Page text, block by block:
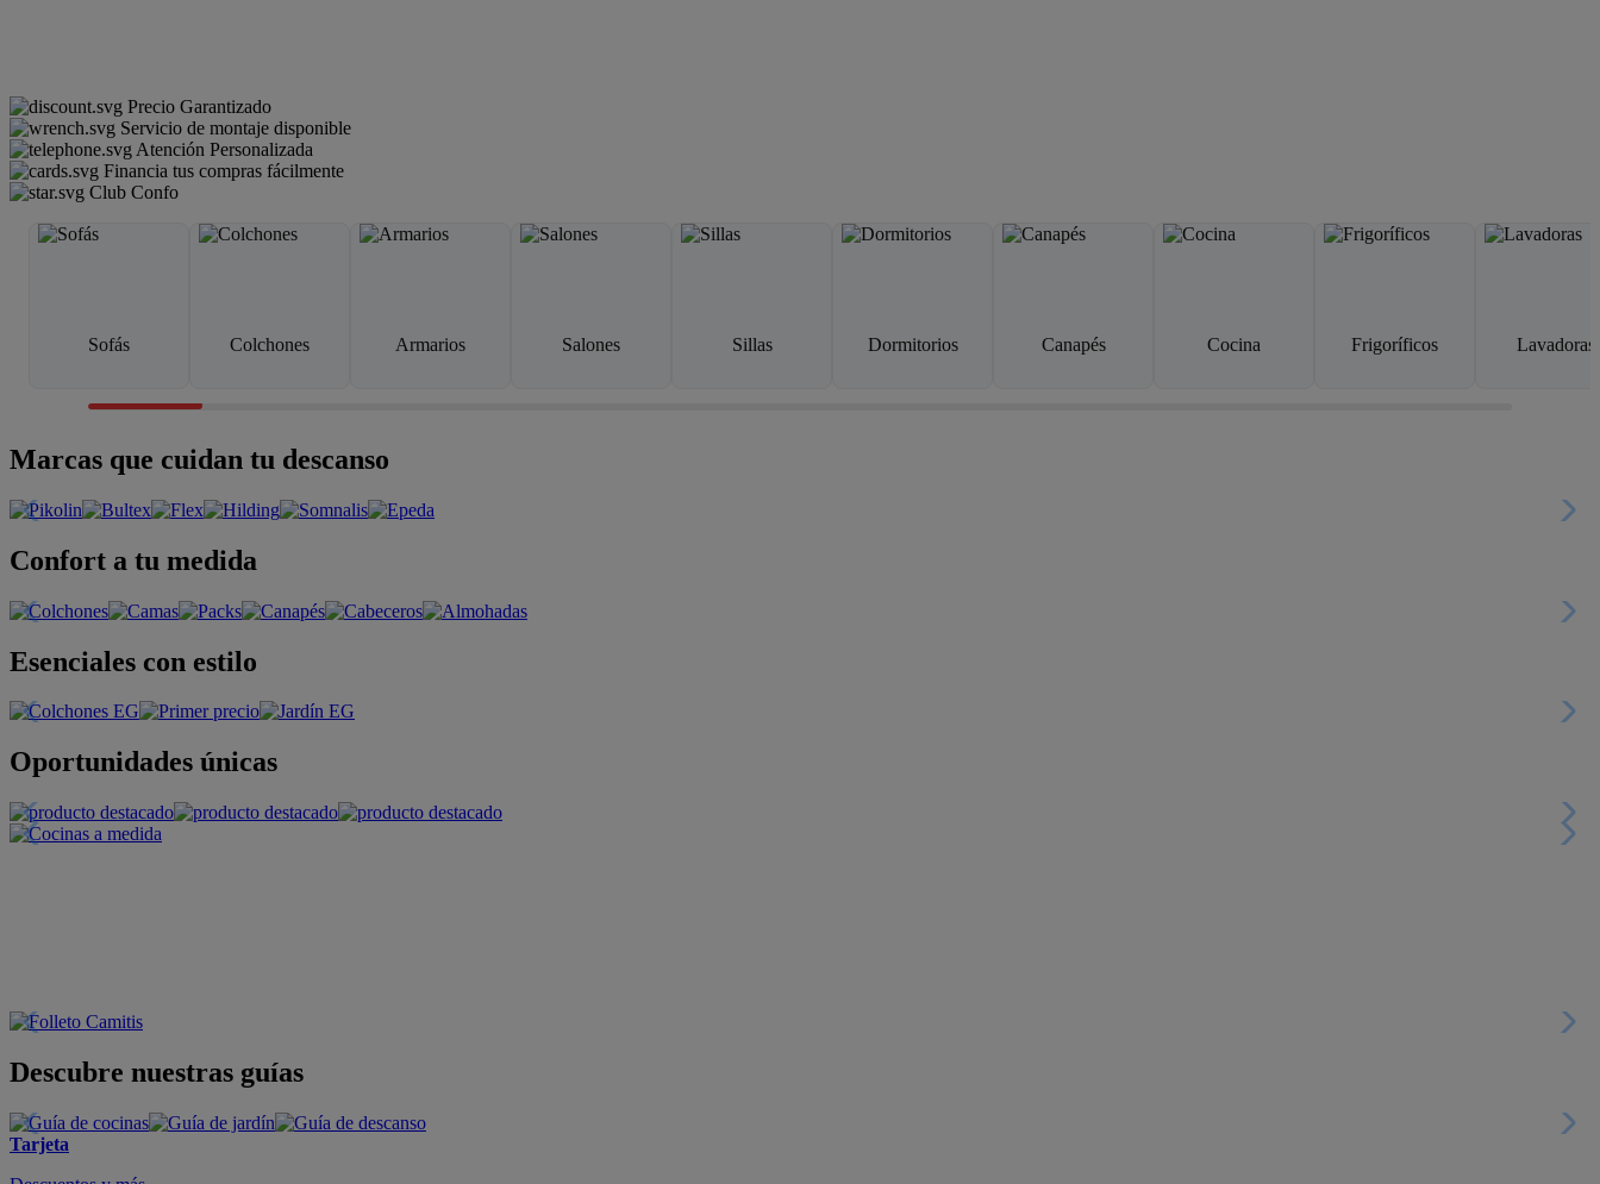
Precio Garantizado
Servicio de montaje disponible
Atención Personalizada
Financia tus compras fácilmente
Club Confo
Sofás Colchones Armarios Salones Sillas Dormitorios Canapés Cocina Frigoríficos Lavadoras
Marcas que cuidan tu descanso
Confort a tu medida
Esenciales con estilo
Oportunidades únicas
Descubre nuestras guías
Tarjeta